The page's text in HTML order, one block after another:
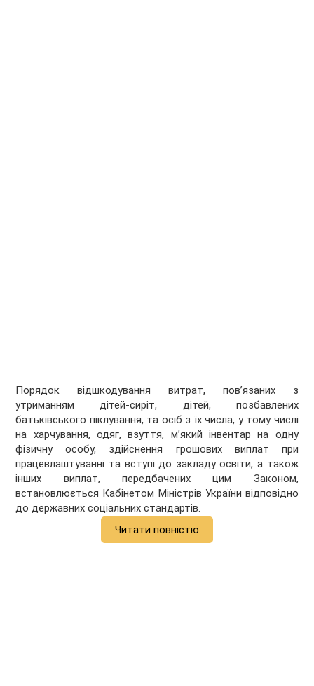
Порядок відшкодування витрат, пов’язаних з
утриманням дітей-сиріт, дітей, позбавлених
батьківського піклування, та осіб з їх числа, у тому числі
на харчування, одяг, взуття, м’який інвентар на одну
фізичну особу, здійснення грошових виплат при
працевлаштуванні та вступі до закладу освіти, а також
інших виплат, передбачених цим Законом,
встановлюється Кабінетом Міністрів України відповідно
до державних соціальних стандартів.
Читати повністю